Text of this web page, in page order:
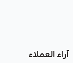
آراء العملاء